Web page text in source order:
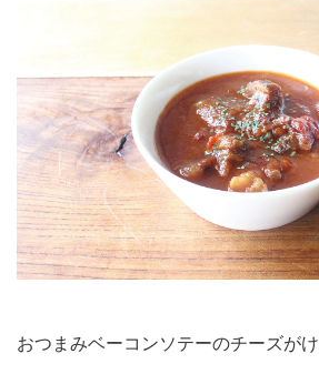
おつまみベーコンソテーのチーズがけ